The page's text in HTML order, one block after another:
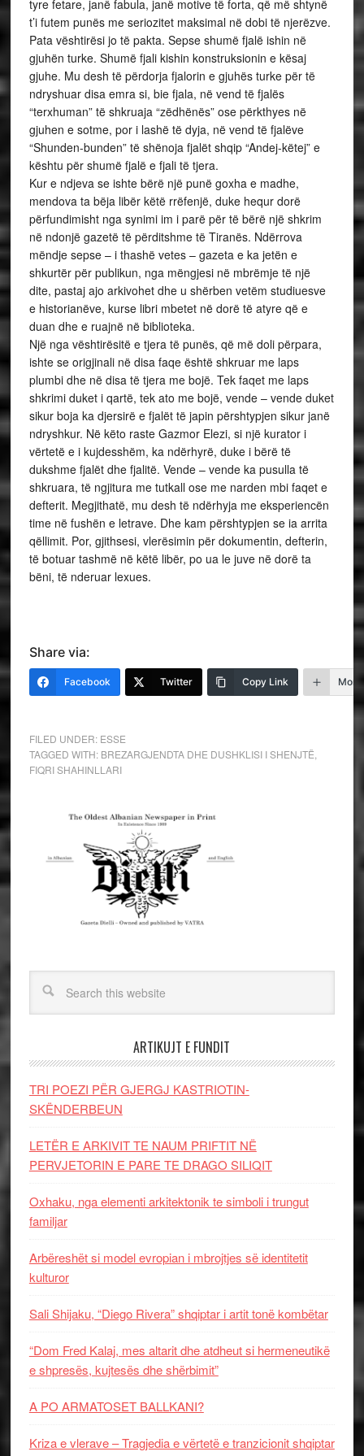
tyre fetare, janë fabula, janë motive të forta, që më shtynë
t’i futem punës me seriozitet maksimal në dobi të njerëzve.
Pata vështirësi jo të pakta. Sepse shumë fjalë ishin në
gjuhën turke. Shumë fjali kishin konstruksionin e kësaj
gjuhe. Mu desh të përdorja fjalorin e gjuhës turke për të
ndryshuar disa emra si, bie fjala, në vend të fjalës
“terxhuman” të shkruaja “zëdhënës” ose përkthyes në
gjuhen e sotme, por i lashë të dyja, në vend të fjalëve
“Shunden-bunden” të shënoja fjalët shqip “Andej-këtej” e
kështu për shumë fjalë e fjali të tjera.
Kur e ndjeva se ishte bërë një punë goxha e madhe,
mendova ta bëja libër këtë rrëfenjë, duke hequr dorë
përfundimisht nga synimi im i parë për të bërë një shkrim
në ndonjë gazetë të përditshme të Tiranës. Ndërrova
mëndje sepse – i thashë vetes – gazeta e ka jetën e
shkurtër për publikun, nga mëngjesi në mbrëmje të një
dite, pastaj ajo arkivohet dhe u shërben vetëm studiuesve
e historianëve, kurse libri mbetet në dorë të atyre që e
duan dhe e ruajnë në biblioteka.
Një nga vështirësitë e tjera të punës, që më doli përpara,
ishte se origjinali në disa faqe është shkruar me laps
plumbi dhe në disa të tjera me bojë. Tek faqet me laps
shkrimi duket i qartë, tek ato me bojë, vende – vende duket
sikur boja ka djersirë e fjalët të japin përshtypjen sikur janë
ndryshkur. Në këto raste Gazmor Elezi, si një kurator i
vërtetë e i kujdesshëm, ka ndërhyrë, duke i bërë të
dukshme fjalët dhe fjalitë. Vende – vende ka pusulla të
shkruara, të ngjitura me tutkall ose me narden mbi faqet e
defterit. Megjithatë, mu desh të ndërhyja me eksperiencën
time në fushën e letrave. Dhe kam përshtypjen se ia arrita
qëllimit. Por, gjithsesi, vlerësimin për dokumentin, defterin,
të botuar tashmë në këtë libër, po ua le juve në dorë ta
bëni, të nderuar lexues.
Share via:
Facebook Twitter Copy Link More
FILED UNDER: ESSE
TAGGED WITH: BREZARGJENDTA DHE DUSHKLISI I SHENJTË
FIQRI SHAHINLLARI
ARTIKUJT E FUNDIT
TRI POEZI PËR GJERGJ KASTRIOTIN-
SKËNDERBEUN
LETËR E ARKIVIT TE NAUM PRIFTIT NË
PERVJETORIN E PARE TE DRAGO SILIQIT
Oxhaku, nga elementi arkitektonik te simboli i trungut
familjar
Arbëreshët si model evropian i mbrojtjes së identitetit
kulturor
Sali Shijaku, “Diego Rivera” shqiptar i artit tonë kombëtar
“Dom Fred Kalaj, mes altarit dhe atdheut si hermeneutikë
e shpresës, kujtesës dhe shërbimit”
A PO ARMATOSET BALLKANI?
Kriza e vlerave – Tragjedia e vërtetë e tranzicionit shqiptar